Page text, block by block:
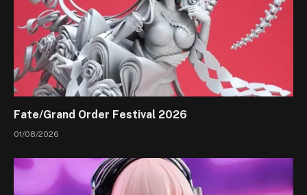
Fate/Grand Order Festival 2026
01/08/2026